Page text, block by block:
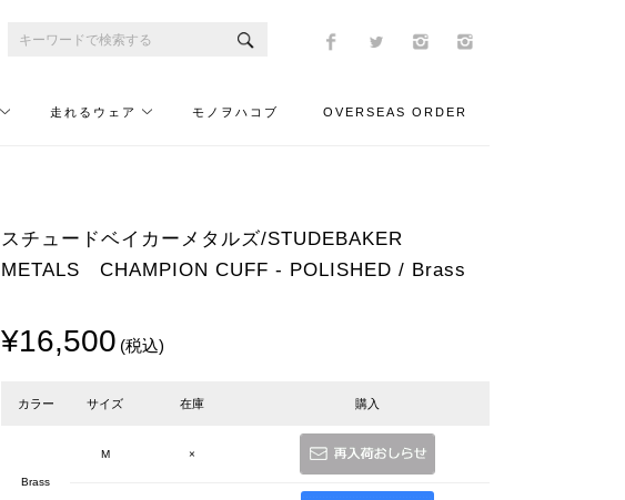
走れるウェア モノヲハコブ OVERSEAS ORDER
スチュードベイカーメタルズ/STUDEBAKER
METALS CHAMPION CUFF - POLISHED / Brass
¥16,500 (税込)
カラー サイズ 在庫 購入
Brass
M ×